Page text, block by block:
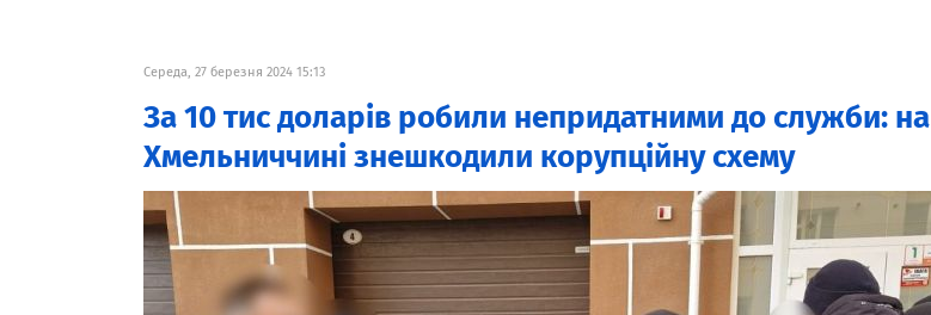
Середа, 27 березня 2024 15:13
За 10 тис доларів робили непридатними до служби: на
Хмельниччині знешкодили корупційну схему